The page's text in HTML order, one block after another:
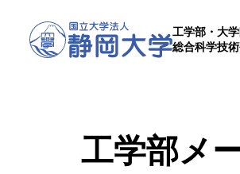
工学部・大
総合科学技
工学部メ